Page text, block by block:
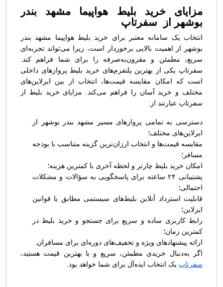
مزایای خرید بلیط هواپیما مشهد بندر
بوشهر از سفرتاپ
انتخاب یک سامانه معتبر برای خرید بلیط هواپیما مشهد بندر
بوشهر از اهمیت بالایی برخوردار است، زیرا می‌تواند تجربه‌ای
سریع، مطمئن و مقرون‌به‌صرفه را برای شما فراهم کند.
سفرتاپ یکی از بهترین پلتفرم‌های خرید بلیط پروازهای داخلی
است که امکان مقایسه قیمت‌ها، انتخاب از بین ایرلاین‌های
مختلف و خرید آسان را فراهم می‌کند. مزایای خرید بلیط از
سفرتاپ عبارتند از:
دسترسی به تمامی پروازهای مسیر مشهد بندر بوشهر از
ایرلاین‌های مختلف؛
مقایسه قیمت‌ها و انتخاب ارزان‌ترین گزینه متناسب با بودجه
مسافر؛
امکان خرید بلیط چارتر و لحظه آخری با کمترین هزینه؛
پشتیبانی ۲۴ ساعته برای پاسخگویی به سؤالات و مشکلات
احتمالی؛
قابلیت استرداد آنلاین بلیط‌های سیستمی مطابق با قوانین
ایرلاین؛
رابط کاربری ساده و سریع برای جستجو و خرید بلیط در
کمترین زمان؛
ارائه پیشنهادهای ویژه و تخفیف‌های دوره‌ای برای مسافران.
اگر به‌دنبال خریدی مطمئن، سریع و با بهترین قیمت هستید،
سفرتاپ یک انتخاب ایده‌آل برای شما خواهد بود.